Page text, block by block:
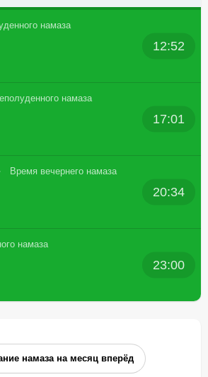
намаза
12:52
намаза
17:01
Время вечернего намаза
20:34
намаза
23:00
намаза на месяц вперёд